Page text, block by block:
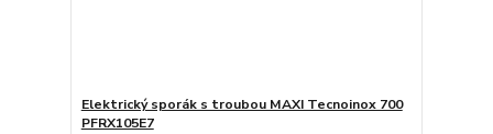
Elektrický sporák s troubou MAXI Tecnoinox 700
PFRX105E7